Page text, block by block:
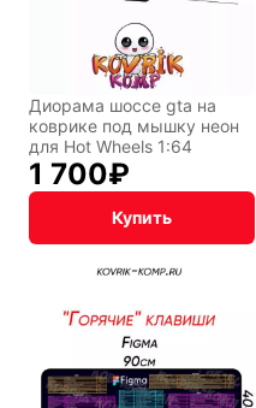
Диорама шоссе gta на
коврике под мышку неон
для Hot Wheels 1:64
1 700₽
Купить